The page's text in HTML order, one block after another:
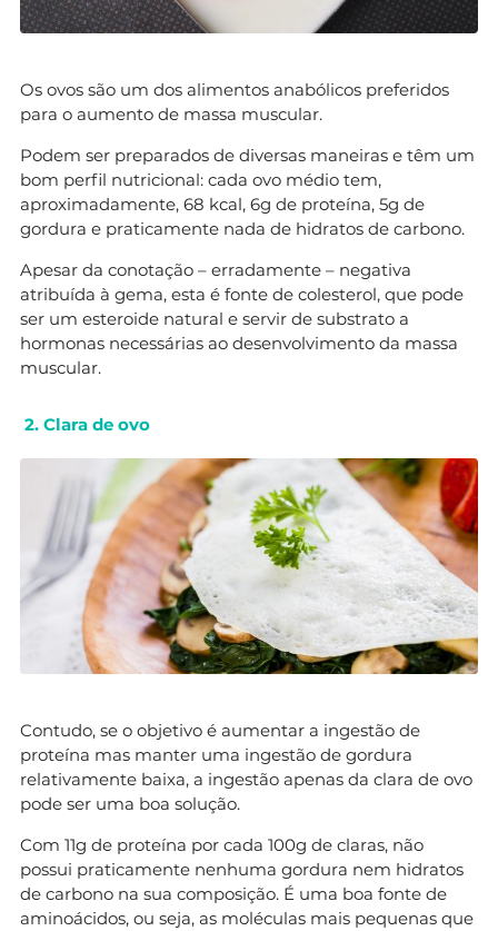
Os ovos são um dos alimentos anabólicos preferidos
para o aumento de massa muscular.
Podem ser preparados de diversas maneiras e têm um
bom perfil nutricional: cada ovo médio tem,
aproximadamente, 68 kcal, 6g de proteína, 5g de
gordura e praticamente nada de hidratos de carbono.
Apesar da conotação – erradamente – negativa
atribuída à gema, esta é fonte de colesterol, que pode
ser um esteroide natural e servir de substrato a
hormonas necessárias ao desenvolvimento da massa
muscular.
2. Clara de ovo
Contudo, se o objetivo é aumentar a ingestão de
proteína mas manter uma ingestão de gordura
relativamente baixa, a ingestão apenas da clara de ovo
pode ser uma boa solução.
Com 11g de proteína por cada 100g de claras, não
possui praticamente nenhuma gordura nem hidratos
de carbono na sua composição. É uma boa fonte de
aminoácidos, ou seja, as moléculas mais pequenas que